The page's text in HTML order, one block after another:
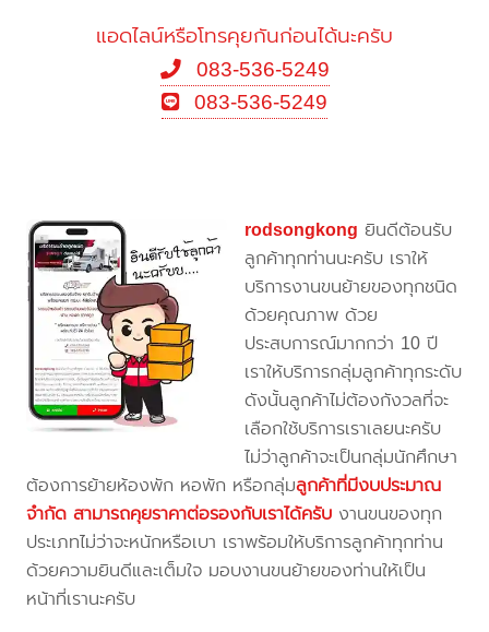
แอดไลน์หรือโทรคุยกันก่อนได้นะครับ
083-536-5249
083-536-5249
rodsongkong ยินดีต้อนรับ
ลูกค้าทุกท่านนะครับ เราให้
บริการงานขนย้ายของทุกชนิด
ด้วยคุณภาพ ด้วย
ประสบการณ์มากกว่า 10 ปี
เราให้บริการกลุ่มลูกค้าทุกระดับ
ดังนั้นลูกค้าไม่ต้องกังวลที่จะ
เลือกใช้บริการเราเลยนะครับ
ไม่ว่าลูกค้าจะเป็นกลุ่มนักศึกษา
ต้องการย้ายห้องพัก หอพัก หรือกลุ่มลูกค้าที่มีงบประมาณ
จำกัด สามารถคุยราคาต่อรองกับเราได้ครับ งานขนของทุก
ประเภทไม่ว่าจะหนักหรือเบา เราพร้อมให้บริการลูกค้าทุกท่าน
ด้วยความยินดีและเต็มใจ มอบงานขนย้ายของท่านให้เป็น
หน้าที่เรานะครับ